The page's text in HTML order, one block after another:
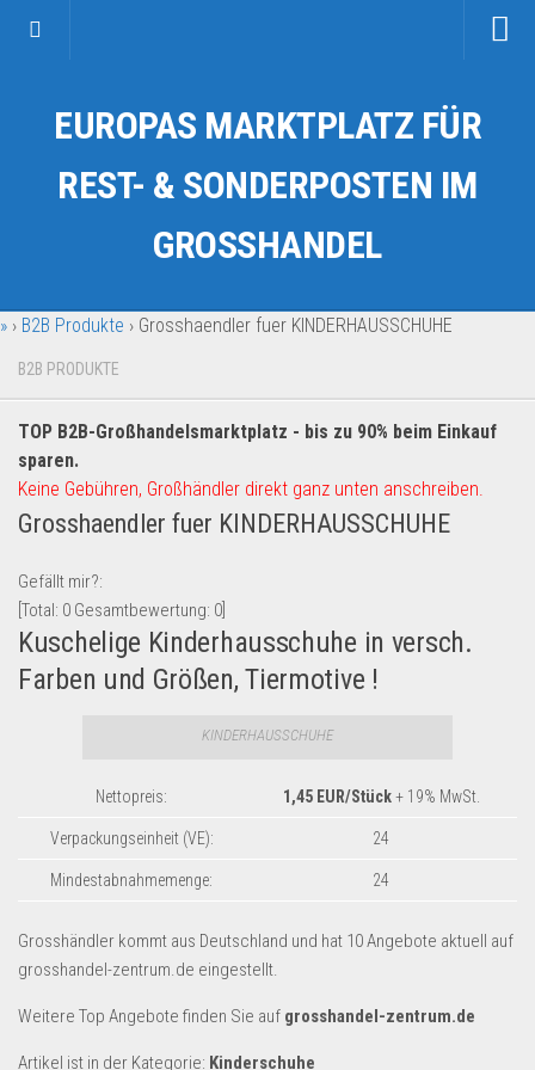
Kategorien
Auto & Motorrad
Fahrzeuge & Transport
Garten & Werkzeug
Geschäft, Büro & Schreibwaren
Geschenkartikel
Handy und Smartphone
Kosmetik & Pflege
Multimedia & Elektro
Münzen
Spielzeug & Games
Uhren & Schmuck
Wohnen & Einrichten
Restposten-Angebote
EUROPAS MARKTPLATZ FÜR
REST- & SONDERPOSTEN IM
GROSSHANDEL
» › B2B Produkte › Grosshaendler fuer KINDERHAUSSCHUHE
B2B PRODUKTE
TOP B2B-Großhandelsmarktplatz - bis zu 90% beim Einkauf
sparen.
Keine Gebühren, Großhändler direkt ganz unten anschreiben.
Grosshaendler fuer KINDERHAUSSCHUHE
Gefällt mir?:
[Total: 0 Gesamtbewertung: 0
Kuschelige Kinderhausschuhe in versch.
Farben und Größen, Tiermotive !
KINDERHAUSSCHUHE
Nettopreis: 1,45 EUR/Stück+ 19% MwSt.
Verpackungseinheit (VE): 24
Mindestabnahmemenge: 24
Grosshändler kommt aus Deutschland und hat 10 Angebote aktuell auf
grosshandel-zentrum.de eingestellt.
Weitere Top Angebote finden Sie auf grosshandel-zentrum.de
Artikel ist in der Kategorie: Kinderschuhe